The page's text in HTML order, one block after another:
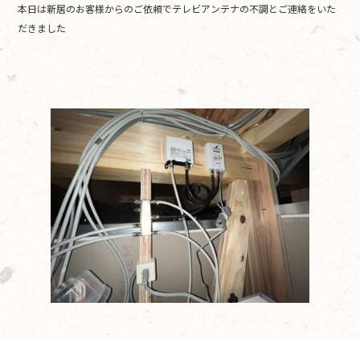
本日は新居のお客様からのご依頼でテレビアンテナの不調とご連絡をいた
だきました